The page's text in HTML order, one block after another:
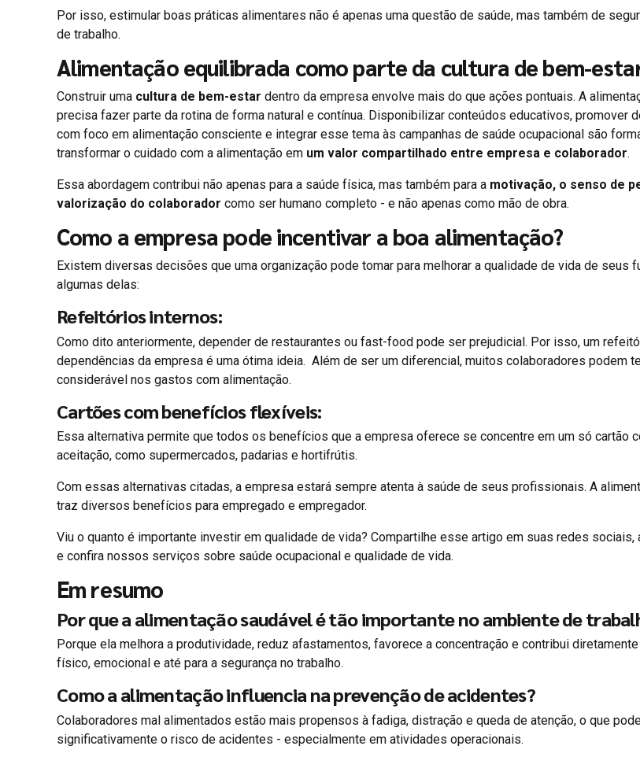
Por isso, estimular boas práticas alimentares não é apenas uma questão de saúde, mas também de
de trabalho.
Alimentação equilibrada como parte da cultura de bem-
Construir uma cultura de bem-estar dentro da empresa envolve mais do que ações pontuais. A
precisa fazer parte da rotina de forma natural e contínua. Disponibilizar conteúdos educativos, promover
com foco em alimentação consciente e integrar esse tema às campanhas de saúde ocupacional são
transformar o cuidado com a alimentação em um valor compartilhado entre empresa e colaborador.
Essa abordagem contribui não apenas para a saúde física, mas também para a motivação, o senso de
valorização do colaborador como ser humano completo - e não apenas como mão de obra.
Como a empresa pode incentivar a boa alimentação?
Existem diversas decisões que uma organização pode tomar para melhorar a qualidade de vida de seus
algumas delas:
Refeitórios internos:
Como dito anteriormente, depender de restaurantes ou fast-food pode ser prejudicial. Por isso, um
dependências da empresa é uma ótima ideia. Além de ser um diferencial, muitos colaboradores podem
considerável nos gastos com alimentação.
Cartões com benefícios flexíveis:
Essa alternativa permite que todos os benefícios que a empresa oferece se concentre em um só cartão
aceitação, como supermercados, padarias e hortifrútis.
Com essas alternativas citadas, a empresa estará sempre atenta à saúde de seus profissionais. A
traz diversos benefícios para empregado e empregador.
Viu o quanto é importante investir em qualidade de vida? Compartilhe esse artigo em suas redes
e confira nossos serviços sobre saúde ocupacional e qualidade de vida.
Em resumo
Por que a alimentação saudável é tão importante no ambiente de
Porque ela melhora a produtividade, reduz afastamentos, favorece a concentração e contribui
físico, emocional e até para a segurança no trabalho.
Como a alimentação influencia na prevenção de acidentes?
Colaboradores mal alimentados estão mais propensos à fadiga, distração e queda de atenção, o que
significativamente o risco de acidentes - especialmente em atividades operacionais.